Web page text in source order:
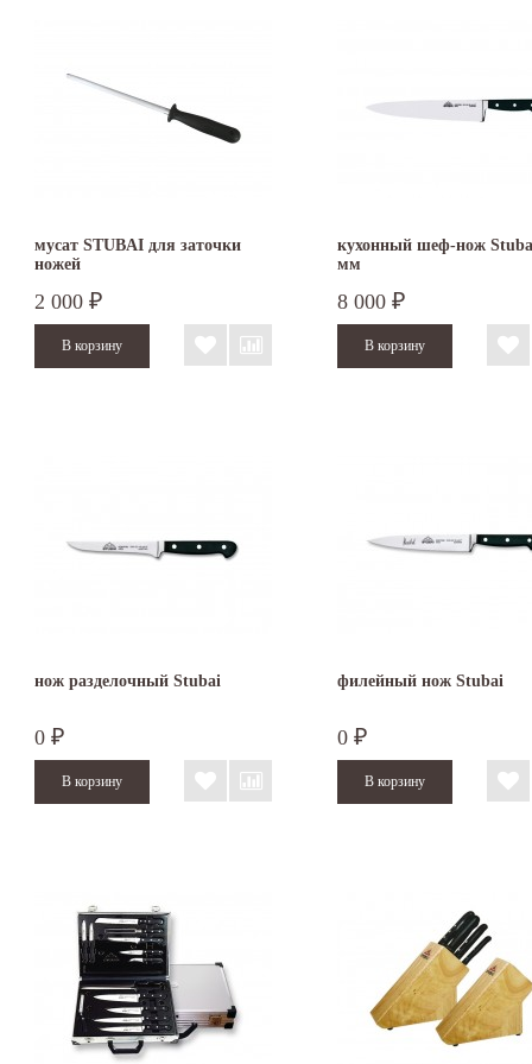
мусат STUBAI для заточки
ножей
2 000 ₽
кухонный шеф-нож
мм
8 000 ₽
нож разделочный Stubai
0 ₽
филейный нож Stubai
0 ₽